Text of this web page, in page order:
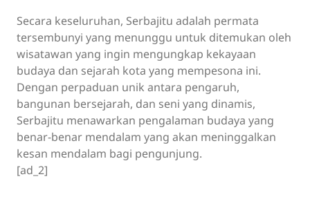
Secara keseluruhan, Serbajitu adalah permata
tersembunyi yang menunggu untuk ditemukan oleh
wisatawan yang ingin mengungkap kekayaan
budaya dan sejarah kota yang mempesona ini.
Dengan perpaduan unik antara pengaruh,
bangunan bersejarah, dan seni yang dinamis,
Serbajitu menawarkan pengalaman budaya yang
benar-benar mendalam yang akan meninggalkan
kesan mendalam bagi pengunjung.
[ad_2]